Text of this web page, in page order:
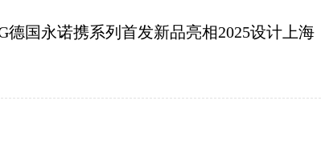
国永诺携系列首发新品亮相2025设计上海